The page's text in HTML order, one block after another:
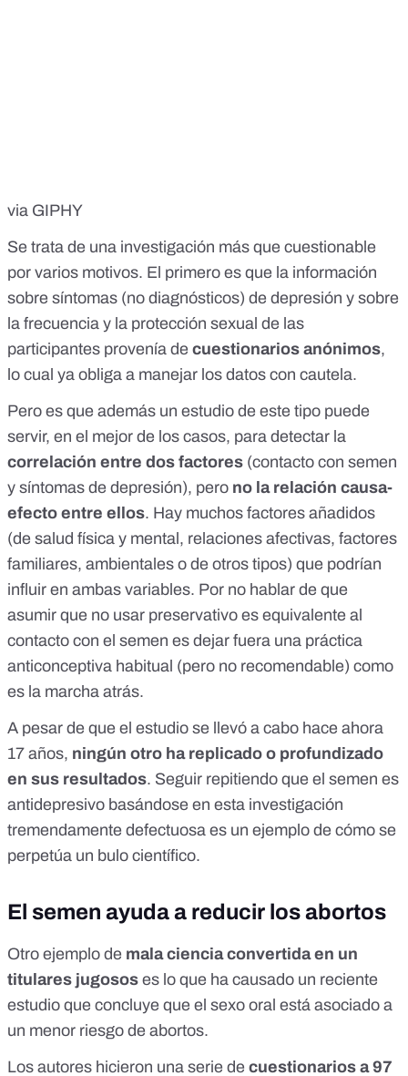
via GIPHY
Se trata de una investigación más que cuestionable
por varios motivos. El primero es que la información
sobre síntomas (no diagnósticos) de depresión y sobre
la frecuencia y la protección sexual de las
participantes provenía de cuestionarios anónimos,
lo cual ya obliga a manejar los datos con cautela.
Pero es que además un estudio de este tipo puede
servir, en el mejor de los casos, para detectar la
correlación entre dos factores (contacto con semen
y síntomas de depresión), pero no la relación causa-
efecto entre ellos. Hay muchos factores añadidos
(de salud física y mental, relaciones afectivas, factores
familiares, ambientales o de otros tipos) que podrían
influir en ambas variables. Por no hablar de que
asumir que no usar preservativo es equivalente al
contacto con el semen es dejar fuera una práctica
anticonceptiva habitual (pero no recomendable) como
es la marcha atrás.
A pesar de que el estudio se llevó a cabo hace ahora
17 años, ningún otro ha replicado o profundizado
en sus resultados. Seguir repitiendo que el semen es
antidepresivo basándose en esta investigación
tremendamente defectuosa es un ejemplo de cómo se
perpetúa un bulo científico.
El semen ayuda a reducir los abortos
Otro ejemplo de mala ciencia convertida en un
titulares jugosos es lo que ha causado un reciente
estudio que concluye que el sexo oral está asociado a
un menor riesgo de abortos.
Los autores hicieron una serie de cuestionarios a 97